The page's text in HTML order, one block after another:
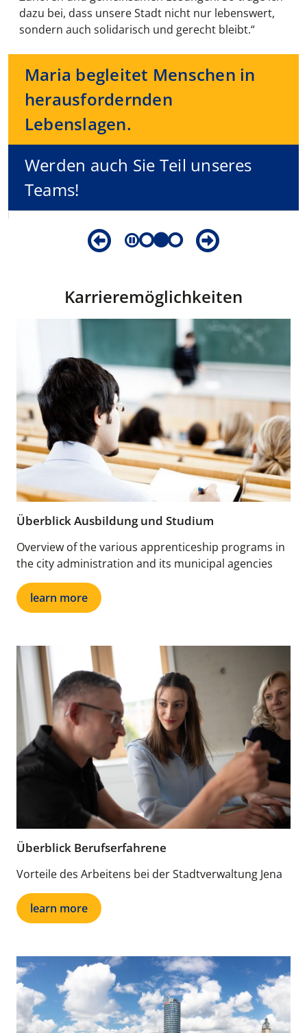
dazu bei, dass unsere Stadt nicht nur lebenswert,
sondern auch solidarisch und gerecht bleibt.“
Maria begleitet Menschen in
herausfordernden
Lebenslagen.
Werden auch Sie Teil unseres
Teams!
Karrieremöglichkeiten
Überblick Ausbildung und Studium
Overview of the various apprenticeship programs in
the city administration and its municipal agencies
learn more
Überblick Berufserfahrene
Vorteile des Arbeitens bei der Stadtverwaltung Jena
learn more